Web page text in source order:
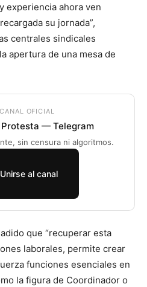
experiencia ahora ven
su jornada”,
centrales sindicales
apertura de una mesa de
CANAL OFICIAL
Protesta — Telegram
sin censura ni algoritmos.
al canal
que “recuperar esta
laborales, permite crear
funciones esenciales en
la figura de Coordinador o